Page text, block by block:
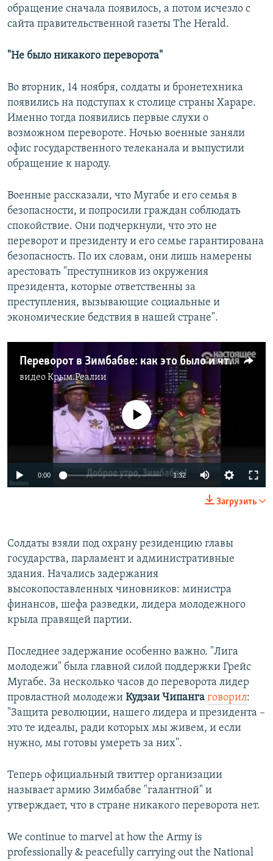
обращение сначала появилось, а потом исчезло с
сайта правительственной газеты The Herald.
"Не было никакого переворота"
Во вторник, 14 ноября, солдаты и бронетехника
появились на подступах к столице страны Хараре.
Именно тогда появились первые слухи о
возможном перевороте. Ночью военные заняли
офис государственного телеканала и выпустили
обращение к народу.
Военные рассказали, что Мугабе и его семья в
безопасности, и попросили граждан соблюдать
спокойствие. Они подчеркнули, что это не
переворот и президенту и его семье гарантирована
безопасность. По их словам, они лишь намерены
арестовать "преступников из окружения
президента, которые ответственны за
преступления, вызывающие социальные и
экономические бедствия в нашей стране".
Переворот в Зимбабве: как это было и что к нему привело
видеоКрым.Реалии
No media source currently available
0:00 1:32
Загрузить
Солдаты взяли под охрану резиденцию главы
государства, парламент и административные
здания. Начались задержания
высокопоставленных чиновников: министра
финансов, шефа разведки, лидера молодежного
крыла правящей партии.
Последнее задержание особенно важно. "Лига
молодежи" была главной силой поддержки Грейс
Мугабе. За несколько часов до переворота лидер
провластной молодежи Кудзаи Чипанга говорил:
"Защита революции, нашего лидера и президента –
это те идеалы, ради которых мы живем, и если
нужно, мы готовы умереть за них".
Теперь официальный твиттер организации
называет армию Зимбабве "галантной" и
утверждает, что в стране никакого переворота нет.
We continue to marvel at how the Army is
professionally & peacefully carrying out the National